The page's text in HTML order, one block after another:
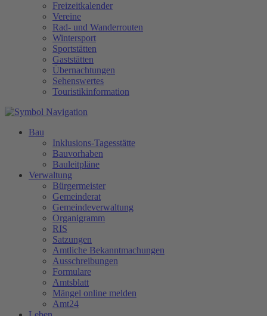
Freizeitkalender
Vereine
Rad- und Wanderrouten
Wintersport
Sportstätten
Gaststätten
Übernachtungen
Sehenswertes
Touristikinformation
Bau
Inklusions-Tagesstätte
Bauvorhaben
Bauleitpläne
Verwaltung
Bürgermeister
Gemeinderat
Gemeindeverwaltung
Organigramm
RIS
Satzungen
Amtliche Bekanntmachungen
Ausschreibungen
Formulare
Amtsblatt
Mängel online melden
Amt24